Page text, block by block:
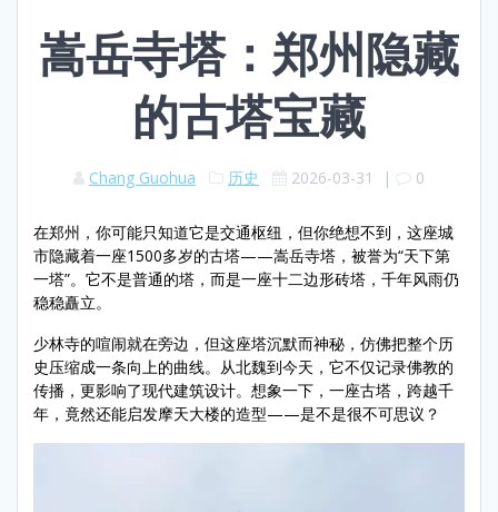
嵩岳寺塔：郑州隐藏
的古塔宝藏
Chang Guohua 历史 2026-03-31 | 0
在郑州，你可能只知道它是交通枢纽，但你绝想不到，这座城
市隐藏着一座1500多岁的古塔——嵩岳寺塔，被誉为“天下第
一塔”。它不是普通的塔，而是一座十二边形砖塔，千年风雨仍
稳稳矗立。
少林寺的喧闹就在旁边，但这座塔沉默而神秘，仿佛把整个历
史压缩成一条向上的曲线。从北魏到今天，它不仅记录佛教的
传播，更影响了现代建筑设计。想象一下，一座古塔，跨越千
年，竟然还能启发摩天大楼的造型——是不是很不可思议？